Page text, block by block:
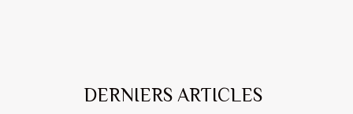
DERNIERS ARTICLES